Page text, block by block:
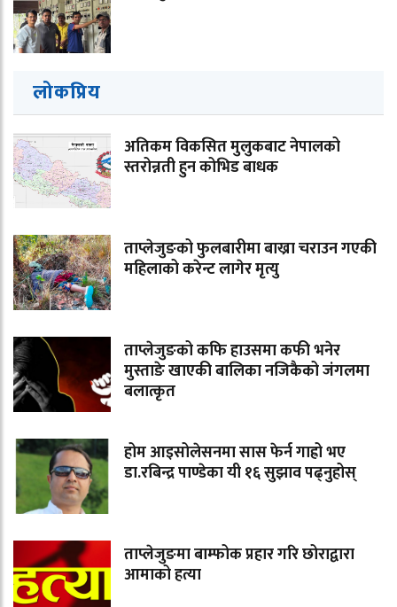
लोकप्रिय
अतिकम विकसित मुलुकबाट नेपालको
स्तरोन्नती हुन कोभिड बाधक
ताप्लेजुङको फुलबारीमा बाख्रा चराउन गएकी
महिलाको करेन्ट लागेर मृत्यु
ताप्लेजुङको कफि हाउसमा कफी भनेर
मुस्ताङे खाएकी बालिका नजिकैको जंगलमा
बलात्कृत
होम आइसोलेसनमा सास फेर्न गाह्रो भए
डा.रबिन्द्र पाण्डेका यी १६ सुझाव पढ्नुहोस्
ताप्लेजुङमा बाम्फोक प्रहार गरि छोराद्वारा
आमाको हत्या